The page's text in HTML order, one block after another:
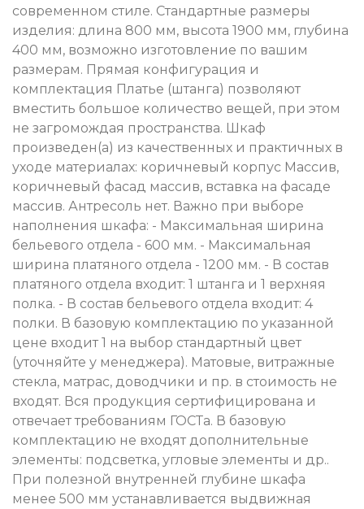
современном стиле. Стандартные размеры
изделия: длина 800 мм, высота 1900 мм, глубина
400 мм, возможно изготовление по вашим
размерам. Прямая конфигурация и
комплектация Платье (штанга) позволяют
вместить большое количество вещей, при этом
не загромождая пространства. Шкаф
произведен(а) из качественных и практичных в
уходе материалах: коричневый корпус Массив,
коричневый фасад массив, вставка на фасаде
массив. Антресоль нет. Важно при выборе
наполнения шкафа: - Максимальная ширина
бельевого отдела - 600 мм. - Максимальная
ширина платяного отдела - 1200 мм. - В состав
платяного отдела входит: 1 штанга и 1 верхняя
полка. - В состав бельевого отдела входит: 4
полки. В базовую комплектацию по указанной
цене входит 1 на выбор стандартный цвет
(уточняйте у менеджера). Матовые, витражные
стекла, матрас, доводчики и пр. в стоимость не
входят. Вся продукция сертифицирована и
отвечает требованиям ГОСТа. В базовую
комплектацию не входят дополнительные
элементы: подсветка, угловые элементы и др..
При полезной внутренней глубине шкафа
менее 500 мм устанавливается выдвижная